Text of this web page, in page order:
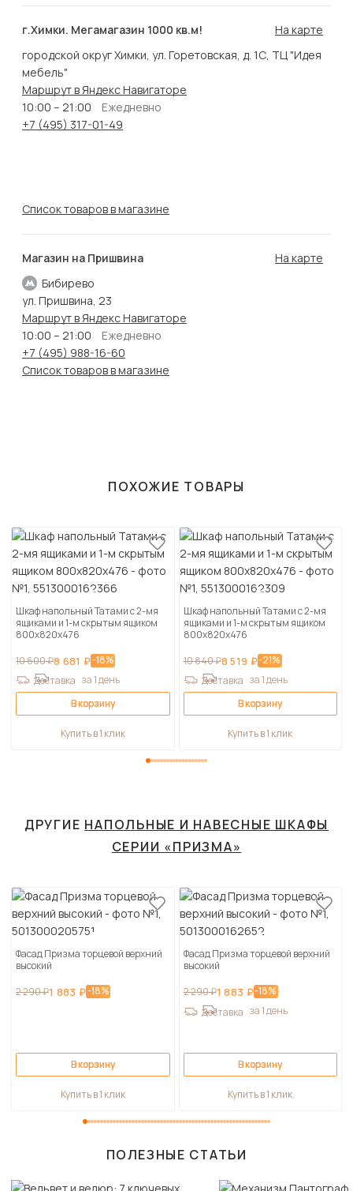
г.Химки. Мегамагазин 1000 кв.м!
На карте
городской округ Химки, ул. Горетовская, д. 1С, ТЦ "Идея
мебель"
Маршрут в Яндекс Навигаторе
10:00 – 21:00
Ежедневно
+7 (495) 317-01-49
Список товаров в магазине
Магазин на Пришвина
Бибирево
На карте
ул. Пришвина, 23
Маршрут в Яндекс Навигаторе
10:00 – 21:00
Ежедневно
+7 (495) 988-16-60
Список товаров в магазине
ПОХОЖИЕ ТОВАРЫ
Шкаф напольный Татами с 2-мя
ящиками и 1-м скрытым ящиком
800х820х476
10 600 ₽8 681 ₽-18%
Доставка за 1 день
В корзину
Купить в 1 клик
Шкаф напольный Татами с 2-мя
ящиками и 1-м скрытым ящиком
800х820х476
10 840 ₽8 519 ₽-21%
Доставка за 1 день
В корзину
Купить в 1 клик
ДРУГИЕ НАПОЛЬНЫЕ И НАВЕСНЫЕ ШКАФЫ
СЕРИИ «ПРИЗМА»
Фасад Призма торцевой верхний
высокий
2 290 ₽1 883 ₽-18%
В корзину
Купить в 1 клик
Фасад Призма торцевой верхний
высокий
2 290 ₽1 883 ₽-18%
Доставка за 1 день
В корзину
Купить в 1 клик
ПОЛЕЗНЫЕ СТАТЬИ